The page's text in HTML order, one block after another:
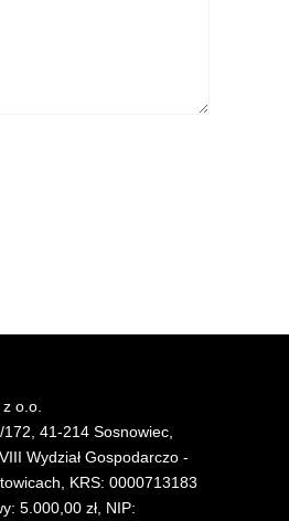
o.o.
41-214 Sosnowiec,
Wydział Gospodarczo -
KRS: 0000713183
5.000,00 zł, NIP: